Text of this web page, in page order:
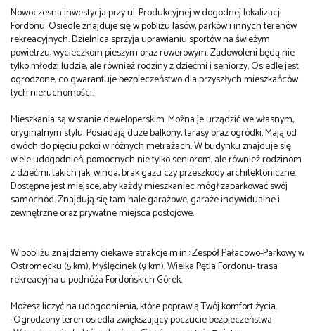
Nowoczesna inwestycja przy ul. Produkcyjnej w dogodnej lokalizacji
Fordonu. Osiedle znajduje się w pobliżu lasów, parków i innych terenów
rekreacyjnych. Dzielnica sprzyja uprawianiu sportów na świeżym
powietrzu, wycieczkom pieszym oraz rowerowym. Zadowoleni będą nie
tylko młodzi ludzie, ale również rodziny z dziećmi i seniorzy. Osiedle jest
ogrodzone, co gwarantuje bezpieczeństwo dla przyszłych mieszkańców
tych nieruchomości.
Mieszkania są w stanie deweloperskim. Można je urządzić we własnym,
oryginalnym stylu. Posiadają duże balkony, tarasy oraz ogródki. Mają od
dwóch do pięciu pokoi w różnych metrażach. W budynku znajduje się
wiele udogodnień, pomocnych nie tylko seniorom, ale również rodzinom
z dziećmi, takich jak: winda, brak gazu czy przeszkody architektoniczne.
Dostępne jest miejsce, aby każdy mieszkaniec mógł zaparkować swój
samochód. Znajdują się tam hale garażowe, garaże indywidualne i
zewnętrzne oraz prywatne miejsca postojowe.
W pobliżu znajdziemy ciekawe atrakcje m.in.: Zespół Pałacowo-Parkowy w
Ostromecku (5 km), Myślęcinek (9 km), Wielka Pętla Fordonu- trasa
rekreacyjna u podnóża Fordońskich Górek.
Możesz liczyć na udogodnienia, które poprawią Twój komfort życia.
-Ogrodzony teren osiedla zwiększający poczucie bezpieczeństwa